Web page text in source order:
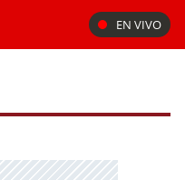
EN VIVO